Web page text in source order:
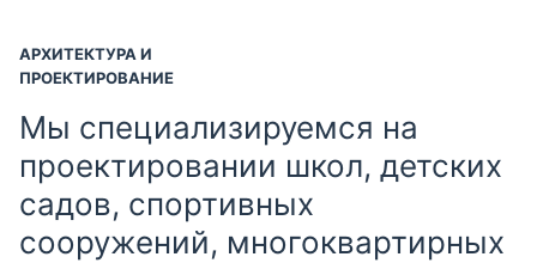
АРХИТЕКТУРА И
ПРОЕКТИРОВАНИЕ
Мы специализируемся на
проектировании школ, детских
садов, спортивных
сооружений, многоквартирных